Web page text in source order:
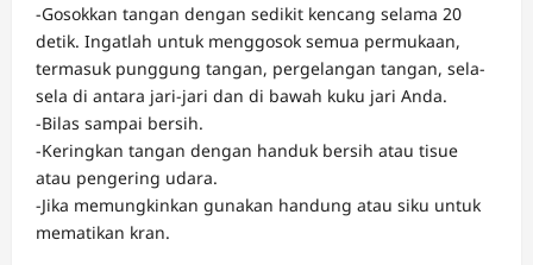
-Gosokkan tangan dengan sedikit kencang selama 20
detik. Ingatlah untuk menggosok semua permukaan,
termasuk punggung tangan, pergelangan tangan, sela-
sela di antara jari-jari dan di bawah kuku jari Anda.
-Bilas sampai bersih.
-Keringkan tangan dengan handuk bersih atau tisue
atau pengering udara.
-Jika memungkinkan gunakan handung atau siku untuk
mematikan kran.